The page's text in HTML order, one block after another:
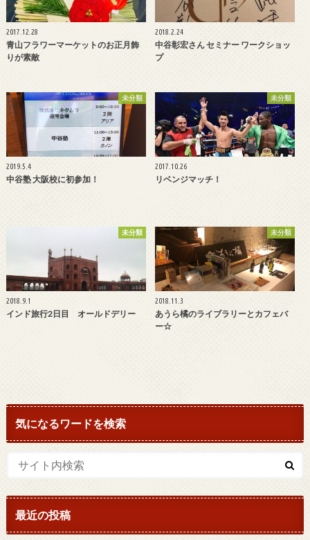
2017.12.28
青山フラワーマーケットのお正月飾
りが素敵
2018.2.24
中谷彰宏さん セミナー ワークショッ
プ
未分類
2019.5.4
中谷塾 大阪校に初参加！
未分類
2017.10.26
リベンジマッチ！
未分類
2018.9.1
インド旅行2日目 オールドデリー
未分類
2018.11.3
あうら橘のライブラリーとカフェバ
ー☆
気になるワードを検索
最近の投稿